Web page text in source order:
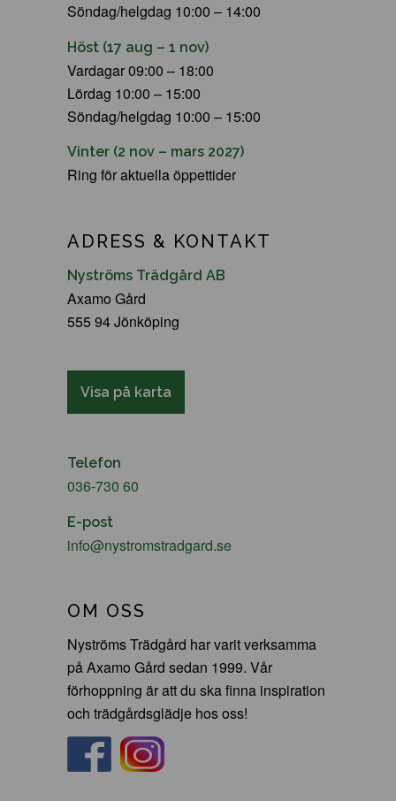
Söndag/helgdag 10:00 – 14:00
Höst (17 aug – 1 nov)
Vardagar 09:00 – 18:00
Lördag 10:00 – 15:00
Söndag/helgdag 10:00 – 15:00
Vinter (2 nov – mars 2027)
Ring för aktuella öppettider
ADRESS & KONTAKT
Nyströms Trädgård AB
Axamo Gård
555 94 Jönköping
Visa på karta
Telefon
036-730 60
E-post
info@nystromstradgard.se
OM OSS
Nyströms Trädgård har varit verksamma
på Axamo Gård sedan 1999. Vår
förhoppning är att du ska finna inspiration
och trädgårdsglädje hos oss!